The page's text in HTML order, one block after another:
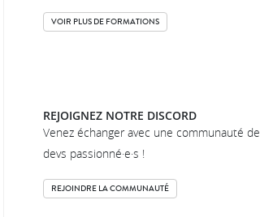
VOIR PLUS DE FORMATIONS
REJOIGNEZ NOTRE DISCORD
Venez échanger avec une communauté de
devs passionné·e·s !
REJOINDRE LA COMMUNAUTÉ